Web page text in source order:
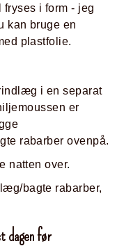
i form - jeg
kan bruge en
plastfolie.
i en separat
er
rabarber ovenpå.
natten over.
bagte rabarber,
dagen før